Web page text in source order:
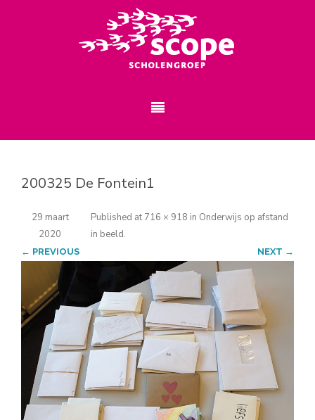
200325 De Fontein1
Published
29 maart
2020
at 716 × 918 in Onderwijs op afstand
in beeld.
← PREVIOUS NEXT →